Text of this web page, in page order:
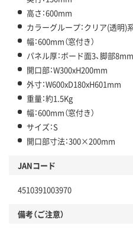
高さ：600mm
カラーグループ：クリア(透明)
幅：600mm（窓付き）
パネル厚：ボード面3、脚部8mm
開口部：W300xH200mm
外寸：W600xD180xH601mm
重量：約1.5Kg
幅：600mm（窓付き）
サイズ：S
開口部寸法：300×200mm
JANコード
4510391003970
備考（ご注意）